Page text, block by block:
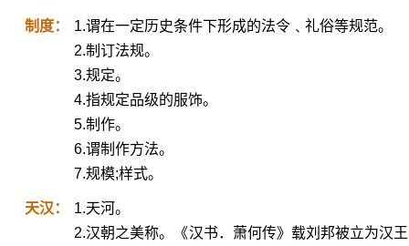
制度：
1.谓在一定历史条件下形成的法令﹑礼俗等规范。
2.制订法规。
3.规定。
4.指规定品级的服饰。
5.制作。
6.谓制作方法。
7.规模;样式。
天汉：
1.天河。
2.汉朝之美称。《汉书．萧何传》载刘邦被立为汉